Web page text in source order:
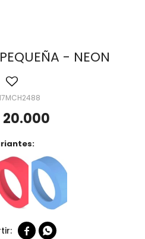
- NEON
20.000
 